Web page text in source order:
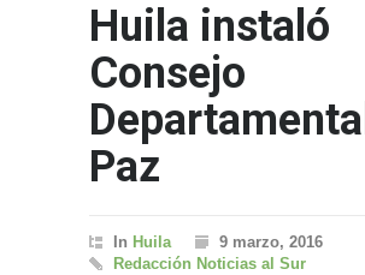
Huila instaló
Consejo
Paz
In Huila
9 marzo, 2016
Redacción Noticias al Sur